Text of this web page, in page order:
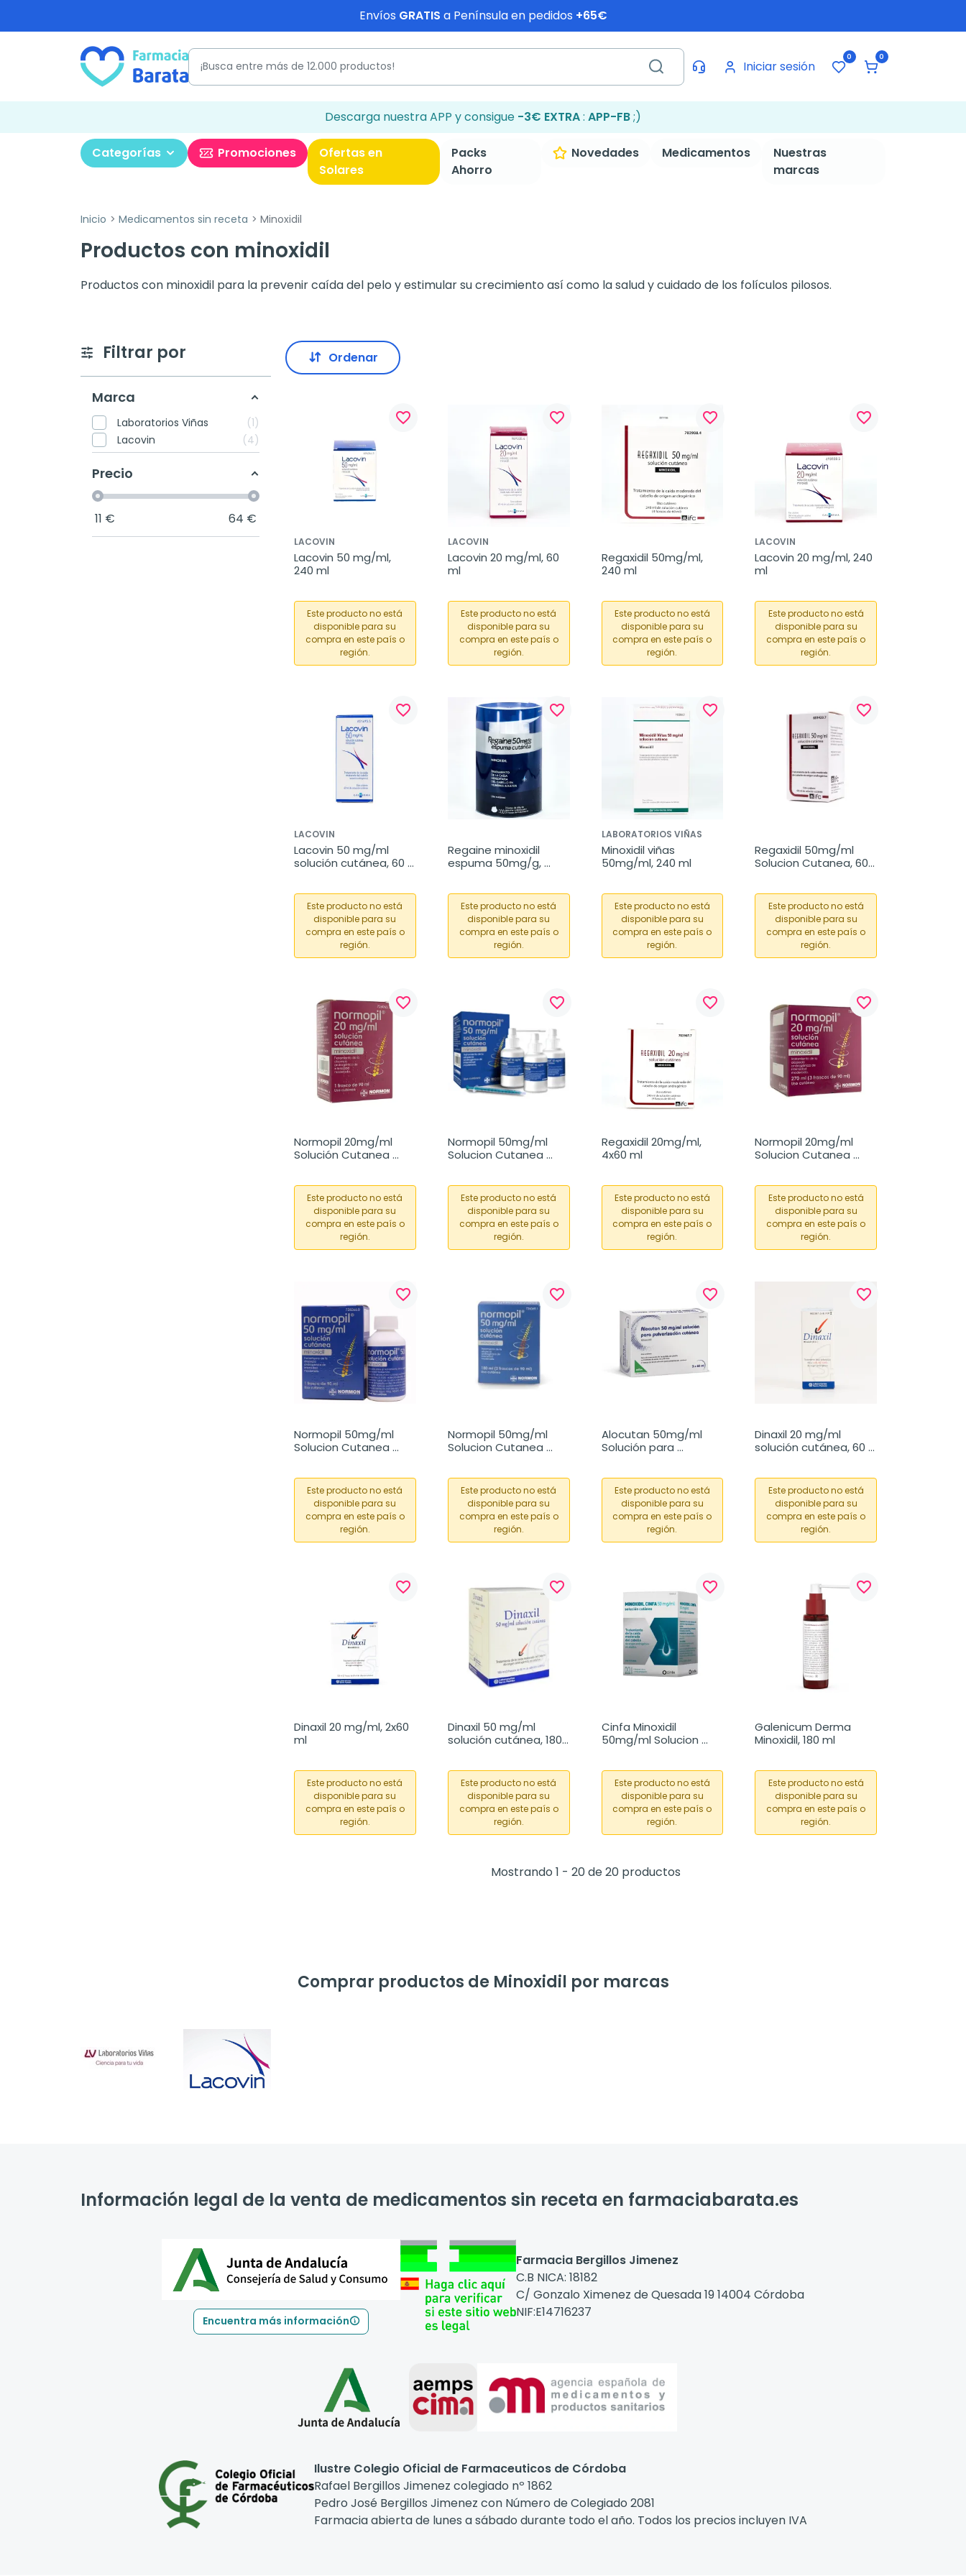
Envíos GRATIS a Península en pedidos +65€
Iniciar sesión
0 0
Descarga nuestra APP y consigue -3€ EXTRA: APP-FB;)
Categorías Promociones
Ofertas en
Solares
Packs
Ahorro
Novedades Medicamentos
Nuestras
marcas
Inicio Medicamentos sin receta Minoxidil
Productos con minoxidil
Productos con minoxidil para la prevenir caída del pelo y estimular su crecimiento así como la salud y cuidado de los folículos pilosos.
Filtrar por
Marca
Laboratorios Viñas
1
Lacovin
4
Precio
11 € 64 €
Ordenar
favorite_border
LACOVIN
Lacovin 50 mg/ml,
240 ml
Este producto no está
disponible para su
compra en este país o
región.
favorite_border
LACOVIN
Lacovin 20 mg/ml, 60
ml
Este producto no está
disponible para su
compra en este país o
región.
favorite_border
Regaxidil 50mg/ml,
240 ml
Este producto no está
disponible para su
compra en este país o
región.
favorite_border
LACOVIN
Lacovin 20 mg/ml, 240
ml
Este producto no está
disponible para su
compra en este país o
región.
favorite_border
LACOVIN
Lacovin 50 mg/ml
solución cutánea, 60
Este producto no está
disponible para su
compra en este país o
región.
favorite_border
Regaine minoxidil
espuma 50mg/g,
Este producto no está
disponible para su
compra en este país o
región.
favorite_border
LABORATORIOS VIÑAS
Minoxidil viñas
50mg/ml, 240 ml
Este producto no está
disponible para su
compra en este país o
región.
favorite_border
Regaxidil 50mg/ml
Solucion Cutanea, 60
Este producto no está
disponible para su
compra en este país o
región.
favorite_border
Normopil 20mg/ml
Solución Cutanea
Este producto no está
disponible para su
compra en este país o
región.
favorite_border
Normopil 50mg/ml
Solucion Cutanea
Este producto no está
disponible para su
compra en este país o
región.
favorite_border
Regaxidil 20mg/ml,
4x60 ml
Este producto no está
disponible para su
compra en este país o
región.
favorite_border
Normopil 20mg/ml
Solucion Cutanea
Este producto no está
disponible para su
compra en este país o
región.
favorite_border
Normopil 50mg/ml
Solucion Cutanea
Este producto no está
disponible para su
compra en este país o
región.
favorite_border
Normopil 50mg/ml
Solucion Cutanea
Este producto no está
disponible para su
compra en este país o
región.
favorite_border
Alocutan 50mg/ml
Solución para
de 60 ml
Este producto no está
disponible para su
compra en este país o
región.
favorite_border
Dinaxil 20 mg/ml
solución cutánea, 60
Este producto no está
disponible para su
compra en este país o
región.
favorite_border
Dinaxil 20 mg/ml, 2x60
ml
Este producto no está
disponible para su
compra en este país o
región.
favorite_border
Dinaxil 50 mg/ml
solución cutánea, 180
Este producto no está
disponible para su
compra en este país o
región.
favorite_border
Cinfa Minoxidil
50mg/ml Solucion
Este producto no está
disponible para su
compra en este país o
región.
favorite_border
Galenicum Derma
Minoxidil, 180 ml
Este producto no está
disponible para su
compra en este país o
región.
Mostrando 1 - 20 de 20 productos
Comprar productos de Minoxidil por marcas
Información legal de la venta de medicamentos sin receta en farmaciabarata.es
Encuentra más información
Farmacia Bergillos Jimenez
C.B NICA: 18182
C/ Gonzalo Ximenez de Quesada 19 14004 Córdoba
NIF:E14716237
Ilustre Colegio Oficial de Farmaceuticos de Córdoba
Rafael Bergillos Jimenez colegiado nº 1862
Pedro José Bergillos Jimenez con Número de Colegiado 2081
Farmacia abierta de lunes a sábado durante todo el año. Todos los precios incluyen IVA